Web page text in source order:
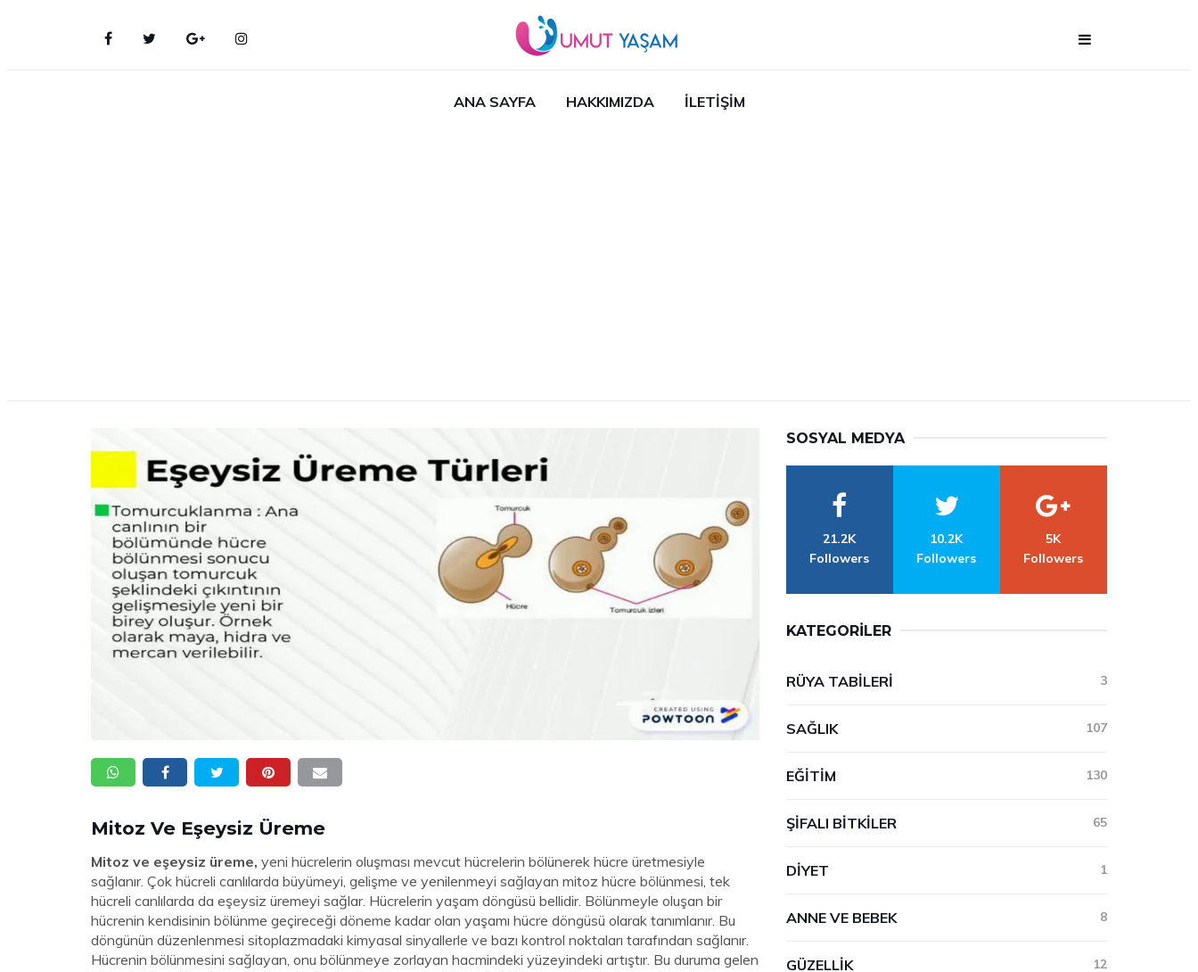
ANA SAYFA HAKKIMIZDA İLETIŞIM
Mitoz Ve Eşeysiz Üreme
Mitoz ve eşeysiz üreme, yeni hücrelerin oluşması mevcut hücrelerin bölünerek hücre üretmesiyle
sağlanır. Çok hücreli canlılarda büyümeyi, gelişme ve yenilenmeyi sağlayan mitoz hücre bölünmesi, tek
hücreli canlılarda da eşeysiz üremeyi sağlar. Hücrelerin yaşam döngüsü bellidir. Bölünmeyle oluşan bir
hücrenin kendisinin bölünme geçireceği döneme kadar olan yaşamı hücre döngüsü olarak tanımlanır. Bu
döngünün düzenlenmesi sitoplazmadaki kimyasal sinyallerle ve bazı kontrol noktaları tarafından sağlanır.
Hücrenin bölünmesini sağlayan, onu bölünmeye zorlayan hacmindeki yüzeyindeki artıştır. Bu duruma gelen
SOSYAL MEDYA
21.2K
Followers
10.2K
Followers
5K
Followers
KATEGORILER
RÜYA TABILERI 3
SAĞLIK 107
EĞITIM 130
ŞIFALI BITKILER 65
DIYET 1
ANNE VE BEBEK 8
GÜZELLIK 12